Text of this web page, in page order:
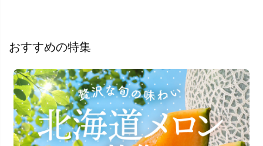
おすすめの特集